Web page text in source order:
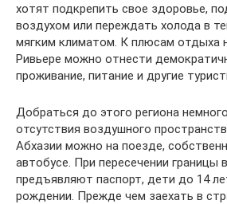
хотят подкрепить свое здоровье,
воздухом или переждать холода в
мягким климатом. К плюсам отдыха
Ривьере можно отнести
проживание, питание и другие
Добраться до этого региона
отсутствия воздушного
Абхазии можно на поезде,
автобусе. При пересечении границы
предъявляют паспорт, дети до 14
рождении. Прежде чем заехать в